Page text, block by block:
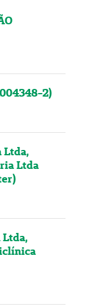
2)
Ltda,
Ltda
Ltda,